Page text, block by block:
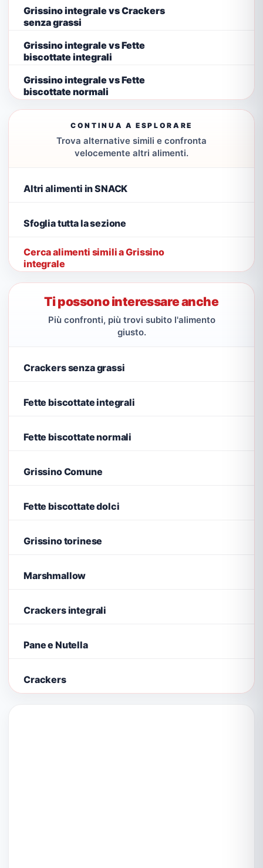
Grissino integrale vs Crackers
senza grassi
Grissino integrale vs Fette
biscottate integrali
Grissino integrale vs Fette
biscottate normali
CONTINUA A ESPLORARE
Trova alternative simili e confronta
velocemente altri alimenti.
Altri alimenti in SNACK
Sfoglia tutta la sezione
Cerca alimenti simili a Grissino
integrale
Ti possono interessare anche
Più confronti, più trovi subito l'alimento
giusto.
Crackers senza grassi
Fette biscottate integrali
Fette biscottate normali
Grissino Comune
Fette biscottate dolci
Grissino torinese
Marshmallow
Crackers integrali
Pane e Nutella
Crackers